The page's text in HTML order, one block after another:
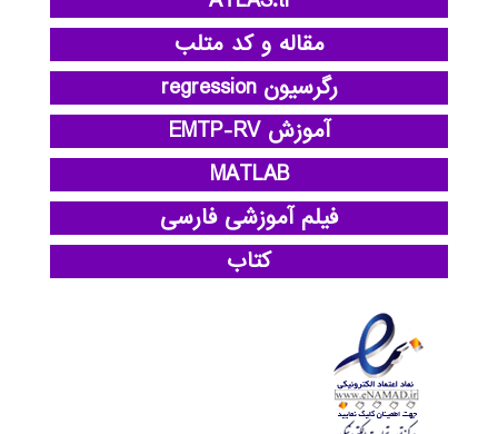
مقاله و کد متلب
رگرسیون regression
آموزش EMTP-RV
MATLAB
فیلم آموزشی فارسی
کتاب